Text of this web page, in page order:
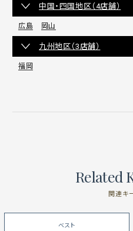
中国・四国地区（4店舗）
広島 岡山
九州地区（3店舗）
福岡
Related
関連キ
ベスト